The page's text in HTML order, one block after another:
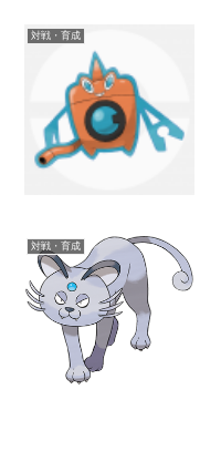
対戦・育成
対戦・育成